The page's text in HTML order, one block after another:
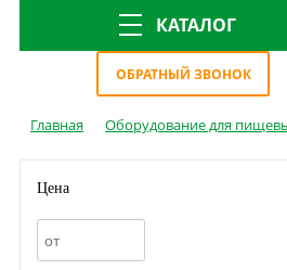
КАТАЛОГ
ОБРАТНЫЙ ЗВОНОК
Главная Оборудование для
Цена